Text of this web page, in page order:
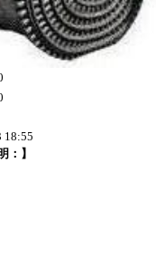
18:55
：】